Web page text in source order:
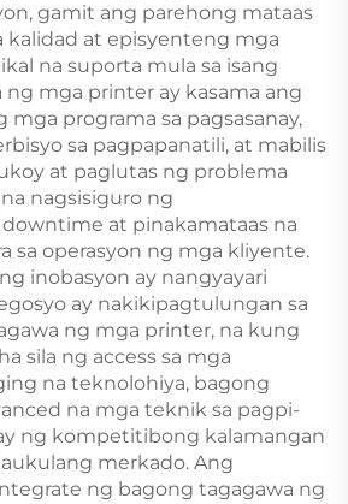
gamit ang parehong mataas
kalidad at episyenteng mga
na suporta mula sa isang
mga printer ay kasama ang
programa sa pagsasanay,
sa pagpapanatili, at mabilis
at paglutas ng problema
nagsisiguro ng
at pinakamataas na
sa operasyon ng mga kliyente.
inobasyon ay nangyayari
ay nakikipagtulungan sa
ng mga printer, na kung
sila ng access sa mga
na teknolohiya, bagong
na mga teknik sa pagpi-
ng kompetitibong kalamangan
merkado. Ang
ng bagong tagagawa ng